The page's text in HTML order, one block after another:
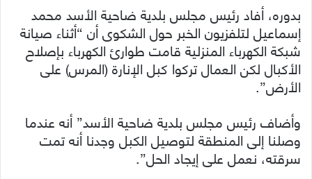
بدوره، أفاد رئيس مجلس بلدية ضاحية الأسد محمد
إسماعيل لتلفزيون الخبر حول الشكوى أن “أثناء صيانة
شبكة الكهرباء المنزلية قامت طوارئ الكهرباء بإصلاح
الأكبال لكن العمال تركوا كبل الإنارة (المرس) على
الأرض”.
وأضاف رئيس مجلس بلدية ضاحية الأسد” أنه عندما
وصلنا إلى المنطقة لتوصيل الكبل وجدنا أنه تمت
سرقته، نعمل على إيجاد الحل”.